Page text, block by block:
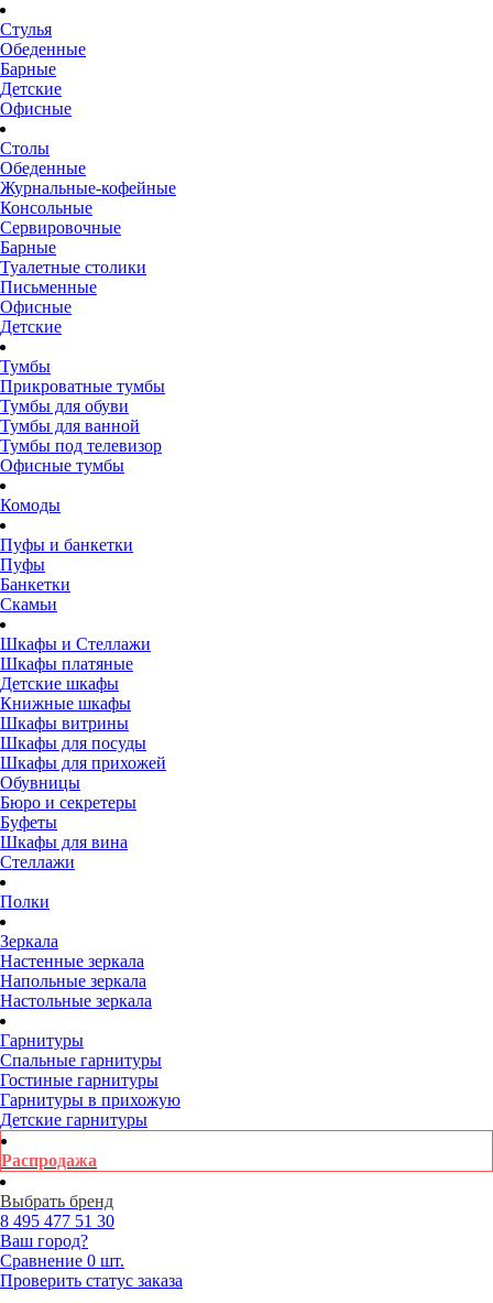
Стулья
Обеденные
Барные
Детские
Офисные
Столы
Обеденные
Журнальные-кофейные
Консольные
Сервировочные
Барные
Туалетные столики
Письменные
Офисные
Детские
Тумбы
Прикроватные тумбы
Тумбы для обуви
Тумбы для ванной
Тумбы под телевизор
Офисные тумбы
Комоды
Пуфы и банкетки
Пуфы
Банкетки
Скамьи
Шкафы и Стеллажи
Шкафы платяные
Детские шкафы
Книжные шкафы
Шкафы витрины
Шкафы для посуды
Шкафы для прихожей
Обувницы
Бюро и секретеры
Буфеты
Шкафы для вина
Стеллажи
Полки
Зеркала
Настенные зеркала
Напольные зеркала
Настольные зеркала
Гарнитуры
Спальные гарнитуры
Гостиные гарнитуры
Гарнитуры в прихожую
Детские гарнитуры
Распродажа
Выбрать бренд
8 495 477 51 30
Ваш город?
Сравнение 0 шт.
Проверить статус заказа